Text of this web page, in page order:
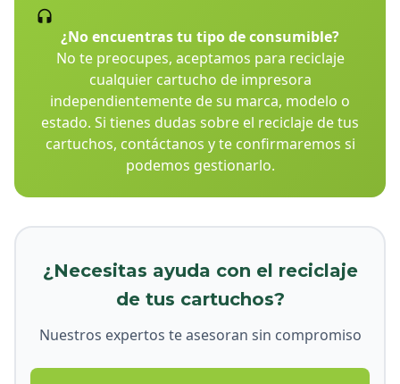
¿No encuentras tu tipo de consumible?
No te preocupes, aceptamos para reciclaje
cualquier cartucho de impresora
independientemente de su marca, modelo o
estado. Si tienes dudas sobre el reciclaje de tus
cartuchos, contáctanos y te confirmaremos si
podemos gestionarlo.
¿Necesitas ayuda con el reciclaje
de tus cartuchos?
Nuestros expertos te asesoran sin compromiso